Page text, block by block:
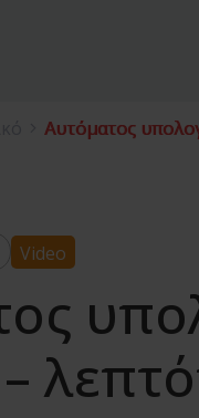
Αυτόματος
Video